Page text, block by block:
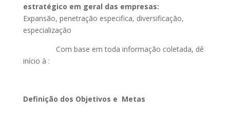
estratégico em geral das empresas:
Expansão, penetração especifica, diversificação,
especialização
Com base em toda informação coletada, dê
início à :
Definição dos Objetivos e Metas